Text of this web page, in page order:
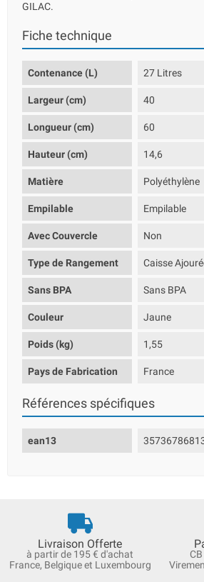
GILAC.
Fiche technique
Contenance (L) 27 Litres
Largeur (cm) 40
Longueur (cm) 60
Hauteur (cm) 14,6
Matière Polyéthylène
Empilable Empilable
Avec Couvercle Non
Type de Rangement Caisse
Sans BPA Sans BPA
Couleur Jaune
Poids (kg) 1,55
Pays de Fabrication France
Références spécifiques
ean13
Livraison Offerte
à partir de 195 € d'achat
France, Belgique et Luxembourg